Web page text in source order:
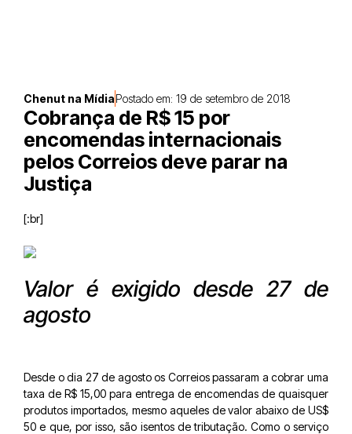
Chenut na MídiaPostado em: 19 de setembro de 2018
Cobrança de R$ 15 por
encomendas internacionais
pelos Correios deve parar na
Justiça
[:br]
Valor é exigido desde 27 de
agosto
Desde o dia 27 de agosto os Correios passaram a cobrar uma
taxa de R$ 15,00 para entrega de encomendas de quaisquer
produtos importados, mesmo aqueles de valor abaixo de US$
50 e que, por isso, são isentos de tributação. Como o serviço